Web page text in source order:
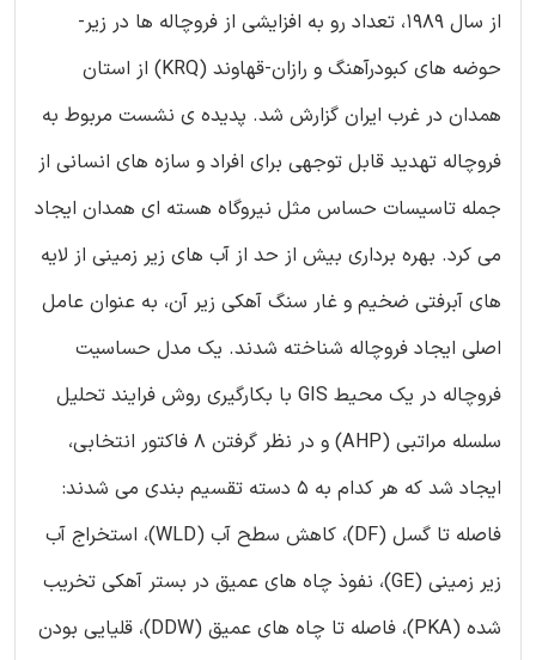
از سال 1989، تعداد رو به افزایشی از فروچاله ها در زیر-
حوضه های کبودرآهنگ و رازان-قهاوند (KRQ) از استان
همدان در غرب ایران گزارش شد. پدیده ی نشست مربوط به
فروچاله تهدید قابل توجهی برای افراد و سازه های انسانی از
جمله تاسیسات حساس مثل نیروگاه هسته ای همدان ایجاد
می کرد. بهره برداری بیش از حد از آب های زیر زمینی از لایه
های آبرفتی ضخیم و غار سنگ آهکی زیر آن، به عنوان عامل
اصلی ایجاد فروچاله شناخته شدند. یک مدل حساسیت
فروچاله در یک محیط GIS با بکارگیری روش فرایند تحلیل
سلسله مراتبی (AHP) و در نظر گرفتن 8 فاکتور انتخابی،
ایجاد شد که هر کدام به 5 دسته تقسیم بندی می شدند:
فاصله تا گسل (DF)، کاهش سطح آب (WLD)، استخراج آب
زیر زمینی (GE)، نفوذ چاه های عمیق در بستر آهکی تخریب
شده (PKA)، فاصله تا چاه های عمیق (DDW)، قلیایی بودن